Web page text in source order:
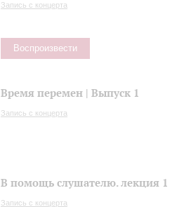
Запись с концерта
Воспроизвести
Время перемен | Выпуск 1
Запись с концерта
В помощь слушателю. лекция 1
Запись с концерта